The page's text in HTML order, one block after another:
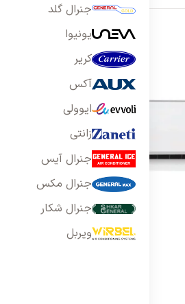
جنرال گلد
یونیوا
کریر
آکس
ایوولی
زانتی
جنرال آیس
جنرال مکس
جنرال شکار
ویربل